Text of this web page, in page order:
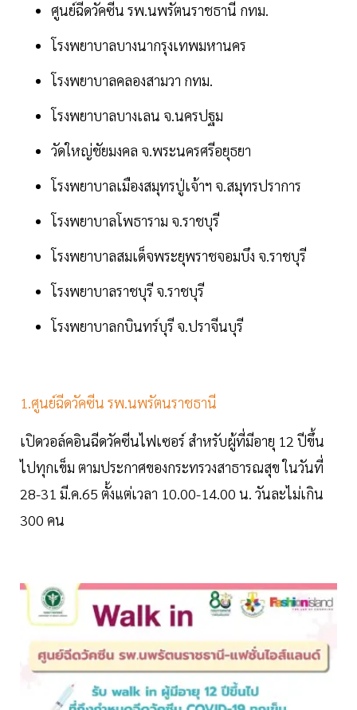
ศูนย์ฉีดวัคซีน รพ.นพรัตนราชธานี กทม.
โรงพยาบาลบางนากรุงเทพมหานคร
โรงพยาบาลคลองสามวา กทม.
โรงพยาบาลบางเลน จ.นครปฐม
วัดใหญ่ชัยมงคล จ.พระนครศรีอยุธยา
โรงพยาบาลเมืองสมุทรปู่เจ้าฯ จ.สมุทรปราการ
โรงพยาบาลโพธาราม จ.ราชบุรี
โรงพยาบาลสมเด็จพระยุพราชจอมบึง จ.ราชบุรี
โรงพยาบาลราชบุรี จ.ราชบุรี
โรงพยาบาลกบินทร์บุรี จ.ปราจีนบุรี
1.ศูนย์ฉีดวัคซีน รพ.นพรัตนราชธานี
เปิดวอล์คอินฉีดวัคซีนไฟเซอร์ สำหรับผู้ที่มีอายุ 12 ปีขึ้น
ไปทุกเข็ม ตามประกาศของกระทรวงสาธารณสุข ในวันที่
28-31 มี.ค.65 ตั้งแต่เวลา 10.00-14.00 น. วันละไม่เกิน
300 คน